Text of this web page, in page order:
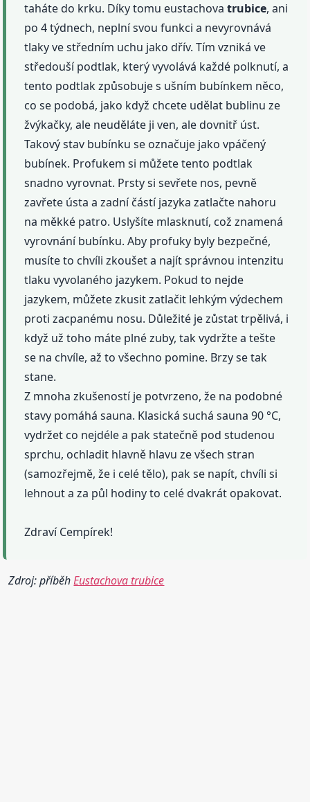
taháte do krku. Díky tomu eustachovatrubice, ani
po 4 týdnech, neplní svou funkci a nevyrovnává
tlaky ve středním uchu jako dřív. Tím vzniká ve
středouší podtlak, který vyvolává každé polknutí, a
tento podtlak způsobuje s ušním bubínkem něco,
co se podobá, jako když chcete udělat bublinu ze
žvýkačky, ale neuděláte ji ven, ale dovnitř úst.
Takový stav bubínku se označuje jako vpáčený
bubínek. Profukem si můžete tento podtlak
snadno vyrovnat. Prsty si sevřete nos, pevně
zavřete ústa a zadní částí jazyka zatlačte nahoru
na měkké patro. Uslyšíte mlasknutí, což znamená
vyrovnání bubínku. Aby profuky byly bezpečné,
musíte to chvíli zkoušet a najít správnou intenzitu
tlaku vyvolaného jazykem. Pokud to nejde
jazykem, můžete zkusit zatlačit lehkým výdechem
proti zacpanému nosu. Důležité je zůstat trpělivá, i
když už toho máte plné zuby, tak vydržte a tešte
se na chvíle, až to všechno pomine. Brzy se tak
stane.
Z mnoha zkušeností je potvrzeno, že na podobné
stavy pomáhá sauna. Klasická suchá sauna 90 °C,
vydržet co nejdéle a pak statečně pod studenou
sprchu, ochladit hlavně hlavu ze všech stran
(samozřejmě, že i celé tělo), pak se napít, chvíli si
lehnout a za půl hodiny to celé dvakrát opakovat.
Zdraví Cempírek!
Zdroj: příběhEustachova trubice